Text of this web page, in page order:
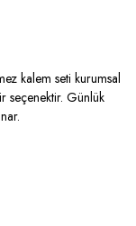
kalem seti kurumsal
seçenektir. Günlük